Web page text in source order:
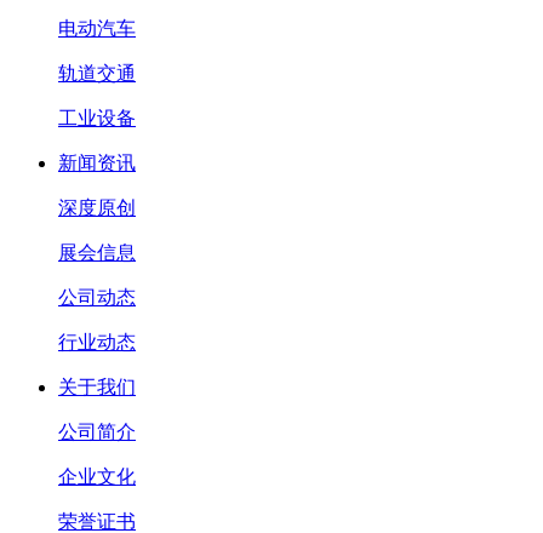
电动汽车
轨道交通
工业设备
新闻资讯
深度原创
展会信息
公司动态
行业动态
关于我们
公司简介
企业文化
荣誉证书